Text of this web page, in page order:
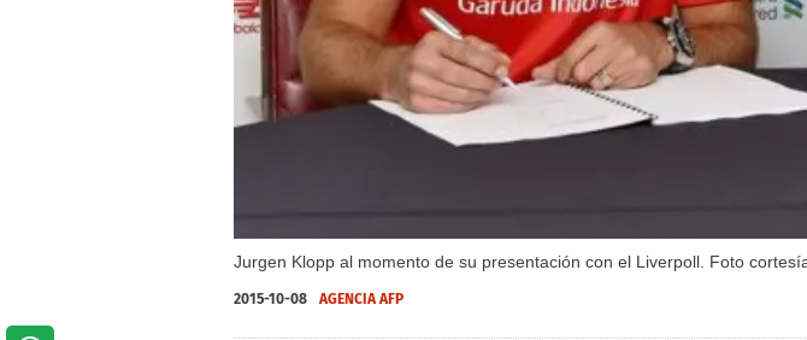
Jurgen Klopp al momento de su presentación con el Liverpoll. Foto
2015-10-08 AGENCIA AFP